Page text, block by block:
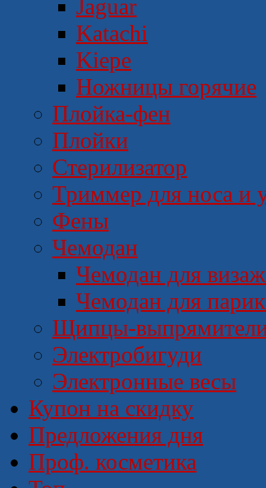
Jaguar
Katachi
Kiepe
Ножницы горячие
Плойка-фен
Плойки
Стерилизатор
Триммер для носа и
Фены
Чемодан
Чемодан для
Чемодан для
Щипцы-
Электробигуди
Электронные весы
Купон на скидку
Предложения дня
Проф. косметика